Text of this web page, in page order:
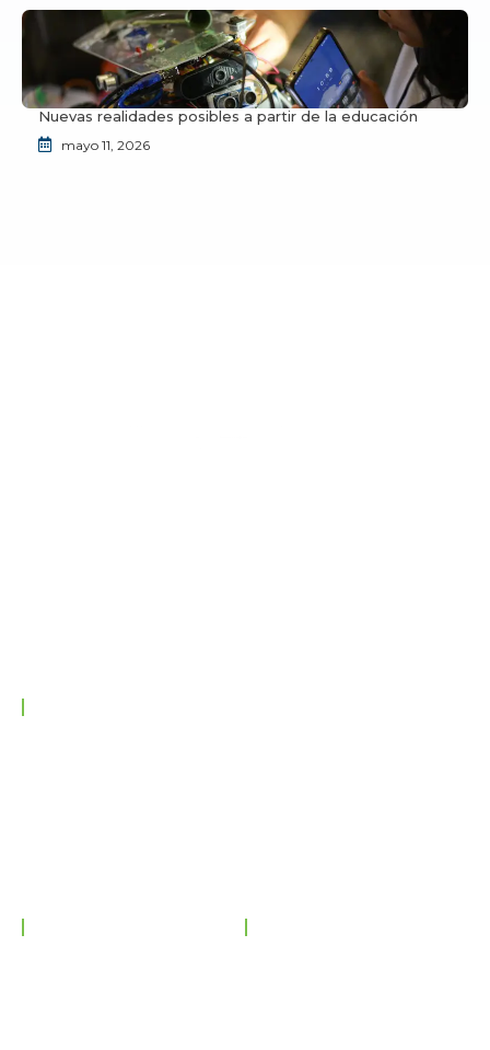
Nuevas realidades posibles a partir de la educación
mayo 11, 2026